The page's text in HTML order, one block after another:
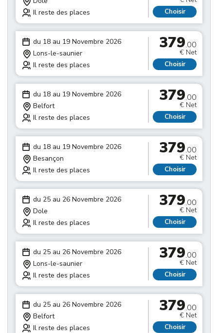
Il reste des places
Choisir
du 18 au 19 Novembre 2026
Lons-le-saunier
Il reste des places
379.00
€ Net
Choisir
du 18 au 19 Novembre 2026
Belfort
Il reste des places
379.00
€ Net
Choisir
du 18 au 19 Novembre 2026
Besançon
Il reste des places
379.00
€ Net
Choisir
du 25 au 26 Novembre 2026
Dole
Il reste des places
379.00
€ Net
Choisir
du 25 au 26 Novembre 2026
Lons-le-saunier
Il reste des places
379.00
€ Net
Choisir
du 25 au 26 Novembre 2026
Belfort
Il reste des places
379.00
€ Net
Choisir